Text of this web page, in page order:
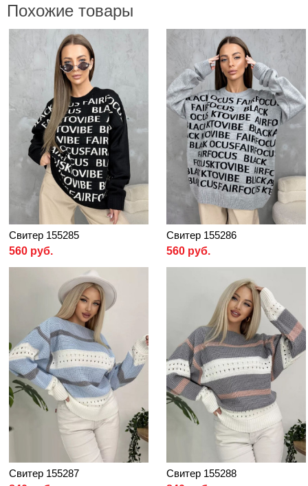
Похожие товары
Свитер 155285
560 руб.
Свитер 155286
560 руб.
Свитер 155287
Свитер 155288